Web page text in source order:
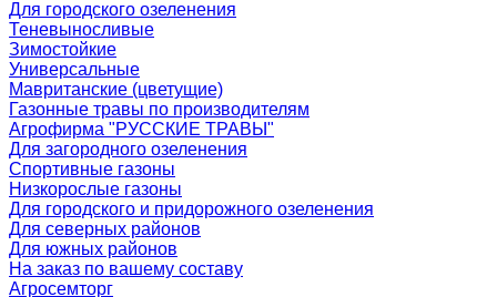
Для городского озеленения
Теневыносливые
Зимостойкие
Универсальные
Мавританские (цветущие)
Газонные травы по производителям
Агрофирма "РУССКИЕ ТРАВЫ"
Для загородного озеленения
Спортивные газоны
Низкорослые газоны
Для городского и придорожного озеленения
Для северных районов
Для южных районов
На заказ по вашему составу
Агросемторг